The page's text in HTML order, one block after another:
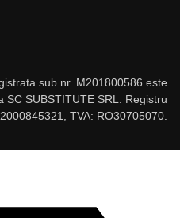
sub nr. M201800586 este
SC SUBSTITUTE SRL. Registru
TVA: RO30705070.